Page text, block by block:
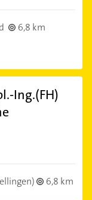
6,8 km
Ing.(FH)
6,8 km